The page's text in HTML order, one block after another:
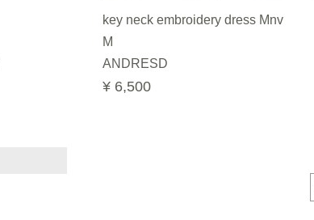
key neck embroidery dress Mnv
M
ANDRESD
¥ 6,500